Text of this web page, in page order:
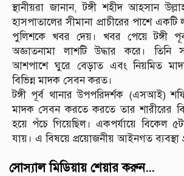
স্থানীয়রা জানান, টঙ্গী শহীদ আহসান
হাসপাতালের সীমানা প্রাচীরের পাশে একটি
পুলিশকে খবর দেয়। খবর পেয়ে টঙ্গী
অজ্ঞাতনামা লাশটি উদ্ধার করে। তিনি
আশপাশে ঘুরে বেড়াত এবং নিয়মিত
বিভিন্ন মাদক সেবন করত।
টঙ্গী পূর্ব থানার উপপরিদর্শক (এসআই)
মাদক সেবন করতে করতে তার শারীরের
হয়ে পঁচে গিয়েছিল। একপর্যায়ে বিকেল
যায়। এ বিষয়ে প্রয়োজনীয় আইনগত ব্যবস্থা
সোস্যাল মিডিয়ায় শেয়ার করুন...